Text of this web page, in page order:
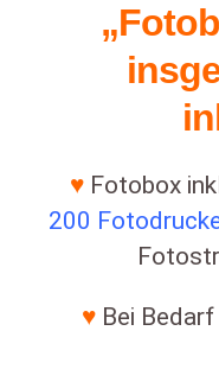
♥ Fotobox
200
♥ Bei